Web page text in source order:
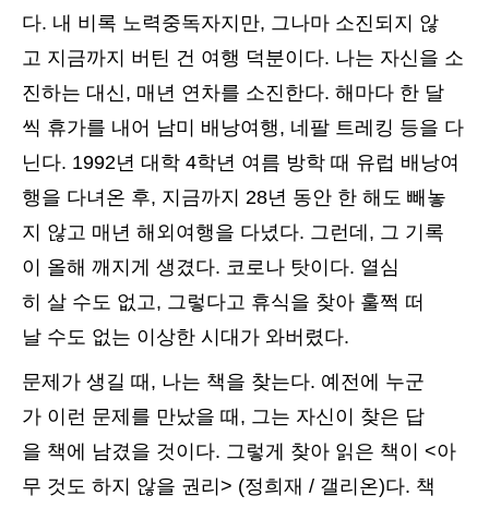
다. 내 비록 노력중독자지만, 그나마 소진되지 않
고 지금까지 버틴 건 여행 덕분이다. 나는 자신을 소
진하는 대신, 매년 연차를 소진한다. 해마다 한 달
씩 휴가를 내어 남미 배낭여행, 네팔 트레킹 등을 다
닌다. 1992년 대학 4학년 여름 방학 때 유럽 배낭여
행을 다녀온 후, 지금까지 28년 동안 한 해도 빼놓
지 않고 매년 해외여행을 다녔다. 그런데, 그 기록
이 올해 깨지게 생겼다. 코로나 탓이다. 열심
히 살 수도 없고, 그렇다고 휴식을 찾아 훌쩍 떠
날 수도 없는 이상한 시대가 와버렸다.
문제가 생길 때, 나는 책을 찾는다. 예전에 누군
가 이런 문제를 만났을 때, 그는 자신이 찾은 답
을 책에 남겼을 것이다. 그렇게 찾아 읽은 책이 <아
무 것도 하지 않을 권리> (정희재 / 갤리온)다. 책